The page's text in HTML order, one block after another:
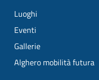
Luoghi
Eventi
Gallerie
Alghero mobilità futura